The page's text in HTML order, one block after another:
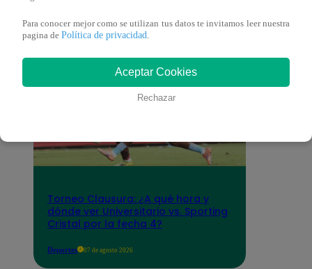
Deportes
Torneo Clausura: ¿A qué hora y
dónde ver Universitario vs. Sporting
Cristal por la fecha 4?
Deportes 07 de agosto 2026
Para conocer mejor como se utilizan tus datos te invitamos leer nuestra
pagina de Política de privacidad.
Aceptar Cookies
Rechazar